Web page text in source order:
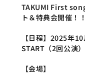
TAKUMI First
ト＆特典会開催！
【日程】2025年
START（2回公演）
【会場】